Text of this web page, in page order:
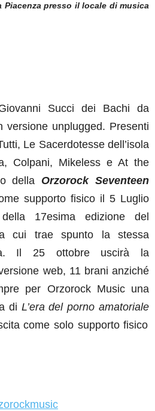
Piacenza presso il locale di musica
Succi dei Bachi da
versione unplugged. Presenti
Le Sacerdotesse dell’isola
Colpani, Mikeless e At the
della Orzorock Seventeen
supporto fisico il 5 Luglio
17esima edizione del
cui trae spunto la stessa
Il 25 ottobre uscirà la
web, 11 brani anziché
per Orzorock Music una
di L’era del porno amatoriale
come solo supporto fisico